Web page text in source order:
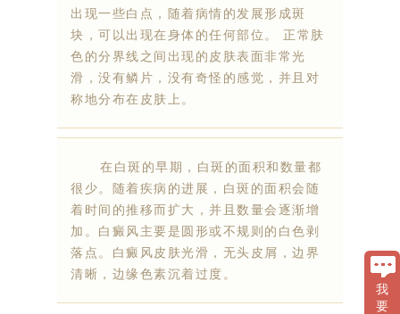
出现一些白点，随着病情的发展形成斑
块，可以出现在身体的任何部位。 正常肤
色的分界线之间出现的皮肤表面非常光
滑，没有鳞片，没有奇怪的感觉，并且对
称地分布在皮肤上。
在白斑的早期，白斑的面积和数量都
很少。随着疾病的进展，白斑的面积会随
着时间的推移而扩大，并且数量会逐渐增
加。白癜风主要是圆形或不规则的白色剥
落点。白癜风皮肤光滑，无头皮屑，边界
清晰，边缘色素沉着过度。
我
要